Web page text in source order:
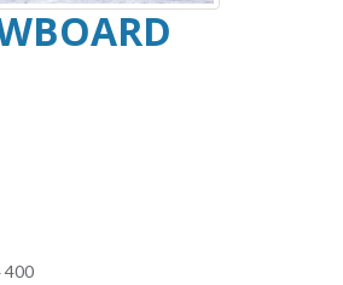
400